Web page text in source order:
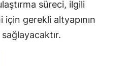
Malatya
süreci, ilgili
için gerekli altyapının